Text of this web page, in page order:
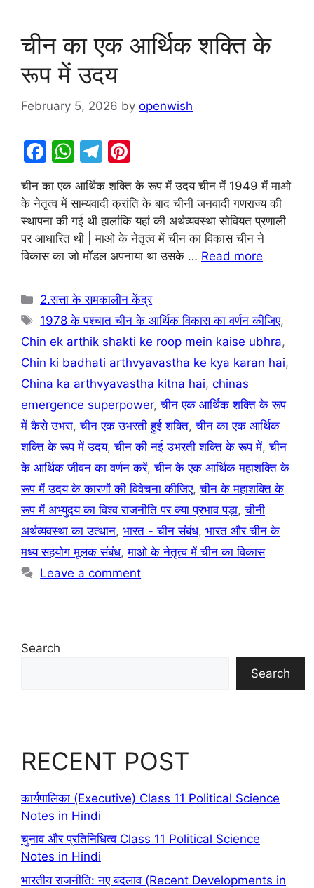
चीन का एक आर्थिक शक्ति के
रूप में उदय
February 5, 2026 by openwish
F
c
e
b
o
k
W
h
at
s
A
p
T
el
e
gr
a
m
nt
er
e
st
चीन का एक आर्थिक शक्ति के रूप में उदय चीन में 1949 में माओ
के नेतृत्व में साम्यवादी क्रांति के बाद चीनी जनवादी गणराज्य की
स्थापना की गई थी हालांकि यहां की अर्थव्यवस्था सोवियत प्रणाली
पर आधारित थी | माओ के नेतृत्व में चीन का विकास चीन ने
विकास का जो मॉडल अपनाया था उसके … Read more
Categories
2.सत्ता के समकालीन केंद्र
Tags
1978 के पश्चात चीन के आर्थिक विकास का वर्णन कीजिए,
Chin ek arthik shakti ke roop mein kaise ubhra,
Chin ki badhati arthvyavastha ke kya karan hai,
China ka arthvyavastha kitna hai, chinas
emergence superpower,चीन एक आर्थिक शक्ति के रूप
में कैसे उभरा,चीन एक उभरती हुई शक्ति,चीन का एक आर्थिक
शक्ति के रूप में उदय,चीन की नई उभरती शक्ति के रूप में,चीन
के आर्थिक जीवन का वर्णन करें,चीन के एक आर्थिक महाशक्ति के
रूप में उदय के कारणों की विवेचना कीजिए,चीन के महाशक्ति के
रूप में अभ्युदय का विश्व राजनीति पर क्या प्रभाव पड़ा,चीनी
अर्थव्यवस्था का उत्थान, भारत - चीन संबंध, भारत और चीन के
मध्य सहयोग मूलक संबंध,माओ के नेतृत्व में चीन का विकास
Leave a comment
Search
Search
RECENT POST
कार्यपालिका (Executive) Class 11 Political Science
Notes in Hindi
चुनाव और प्रतिनिधित्व Class 11 Political Science
Notes in Hindi
भारतीय राजनीति: नए बदलाव (Recent Developments in